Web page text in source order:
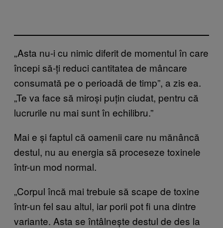
„Asta nu-i cu nimic diferit de momentul în care
începi să-ți reduci cantitatea de mâncare
consumată pe o perioadă de timp”, a zis ea.
„Te va face să miroși puțin ciudat, pentru că
lucrurile nu mai sunt în echilibru.”
Mai e și faptul că oamenii care nu mănâncă
destul, nu au energia să proceseze toxinele
într-un mod normal.
„Corpul încă mai trebuie să scape de toxine
într-un fel sau altul, iar porii pot fi una dintre
variante. Asta se întâlnește destul de des la